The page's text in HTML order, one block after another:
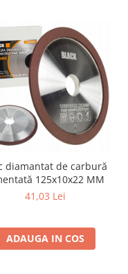
diamantat de carbură
125x10x22 MM
41,03 Lei
ADAUGA IN COS